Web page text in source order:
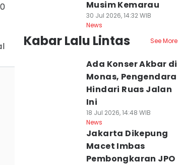
Musim Kemarau
30 Jul 2026, 14:32 WIB
News
Kabar Lalu Lintas See More
Ada Konser Akbar di
Monas, Pengendara
Hindari Ruas Jalan
Ini
18 Jul 2026, 14:48 WIB
News
Jakarta Dikepung
Macet Imbas
Pembongkaran JPO